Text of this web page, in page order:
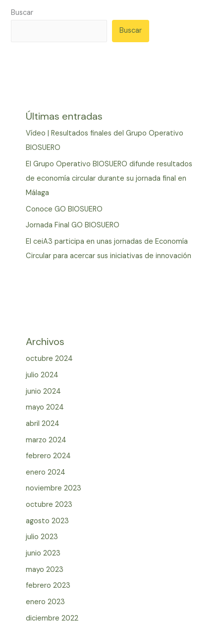
Buscar
Buscar
Últimas entradas
Vídeo | Resultados finales del Grupo Operativo
BIOSUERO
El Grupo Operativo BIOSUERO difunde resultados
de economía circular durante su jornada final en
Málaga
Conoce GO BIOSUERO
Jornada Final GO BIOSUERO
El ceiA3 participa en unas jornadas de Economía
Circular para acercar sus iniciativas de innovación
Archivos
octubre 2024
julio 2024
junio 2024
mayo 2024
abril 2024
marzo 2024
febrero 2024
enero 2024
noviembre 2023
octubre 2023
agosto 2023
julio 2023
junio 2023
mayo 2023
febrero 2023
enero 2023
diciembre 2022